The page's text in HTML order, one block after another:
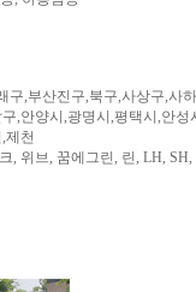
,부산진구,북구,사상구,사
,안양시,광명시,평택시,안성
제천
, 위브, 꿈에그린, 린, LH, SH,